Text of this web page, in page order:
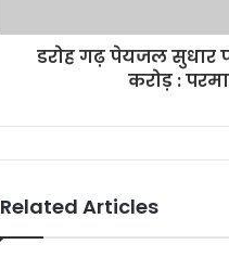
डरोह गढ़ पेयजल सुधार
करोड़ :
Related Articles